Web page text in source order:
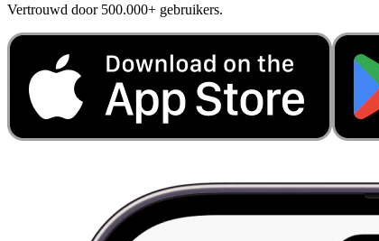
Vertrouwd door 500.000+ gebruikers.